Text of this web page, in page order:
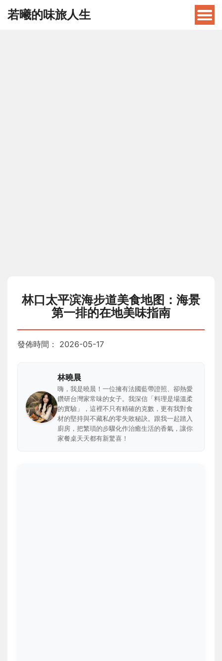
若曦的味旅人生
林口太平滨海步道美食地图：海景
第一排的在地美味指南
發佈時間： 2026-05-17
林曉晨
嗨，我是曉晨！一位擁有法國藍帶證照、卻熱愛
鑽研台灣家常味的女子。我深信「料理是場溫柔
的實驗」，這裡不只有精確的克數，更有我對食
材的堅持與不藏私的零失敗秘訣。跟我一起踏入
廚房，把繁瑣的步驟化作治癒生活的香氣，讓你
家餐桌天天都有新驚喜！